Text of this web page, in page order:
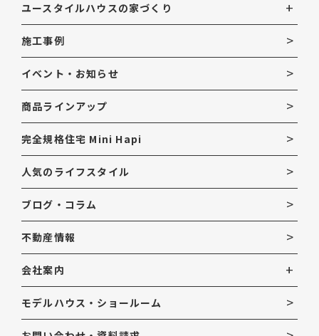
ユースタイルハウスの家づくり
施工事例
イベント・お知らせ
商品ラインアップ
完全規格住宅 Mini Hapi
人気のライフスタイル
ブログ・コラム
不動産情報
会社案内
モデルハウス・ショールーム